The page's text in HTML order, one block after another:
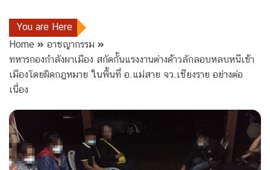
You are Here
Home
อาชญากรรม
ทหารกองกำลังผาเมือง สกัดกั้นแรงงานต่างด้าวลักลอบหลบหนีเข้า
เมืองโดยผิดกฎหมาย ในพื้นที่ อ.แม่สาย จว.เชียงราย อย่างต่อ
เนื่อง